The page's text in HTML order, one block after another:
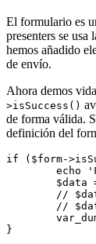
El formulario es
presenters se usa
hemos añadido
de envío.
Ahora demos
>isSuccess()
de forma válida.
definición del
if ($form-